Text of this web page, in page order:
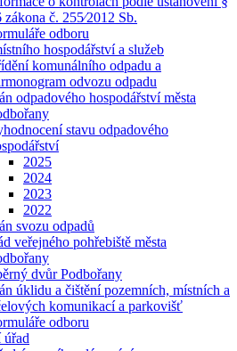
zákona č. 255⁄2012 Sb.
odboru
hospodářství a služeb
komunálního odpadu a
odvozu odpadu
odpadového hospodářství města
stavu odpadového
2025
2024
2023
2022
svozu odpadů
veřejného pohřebiště města
dvůr Podbořany
úklidu a čištění pozemních, místních a
komunikací a parkovišť
odboru
úřad